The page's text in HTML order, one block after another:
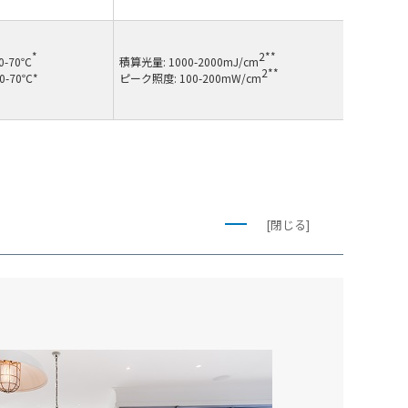
70℃*
70℃*
積算光量: 1000-2000mJ/cm2**
ピーク照度: 100-200mW/cm2**
[閉じる]